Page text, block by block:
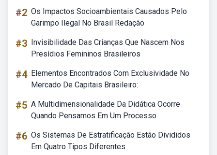
#2 Os Impactos Socioambientais Causados Pelo
Garimpo Ilegal No Brasil Redação
#3 Invisibilidade Das Crianças Que Nascem Nos
Presídios Femininos Brasileiros
#4 Elementos Encontrados Com Exclusividade No
Mercado De Capitais Brasileiro:
#5 A Multidimensionalidade Da Didática Ocorre
Quando Pensamos Em Um Processo
#6 Os Sistemas De Estratificação Estão Divididos
Em Quatro Tipos Diferentes